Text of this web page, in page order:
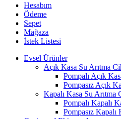
Hesabım
Ödeme
Sepet
Mağaza
İstek Listesi
Evsel Ürünler
Açık Kasa Su Arıtma
Pompalı Açık
Pompasız Açık
Kapalı Kasa Su Arıtma
Pompalı Kapalı
Pompasız Kapalı